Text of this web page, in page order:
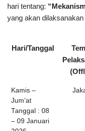
hari tentang:
yang akan dilaksanakan
Hari/Tanggal
Kamis –
Jum’at
Tanggal : 08
– 09 Januari